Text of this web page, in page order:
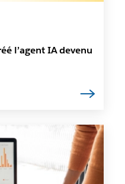
l’agent IA devenu